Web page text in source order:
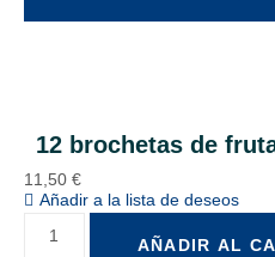
12 brochetas de
11,50 €
Añadir a la lista de deseos
AÑADIR AL